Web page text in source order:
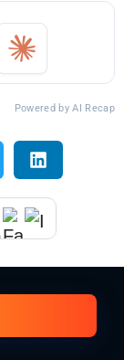
Powered by AI Recap